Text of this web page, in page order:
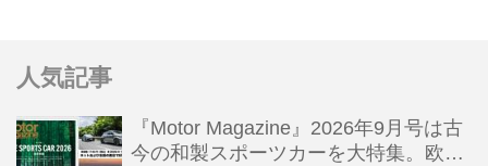
たレッドブル・ホンダの走りに注目が
集まる。（タイトル写真は昨年2019年
人気記事
『Motor Magazine』2026年9月号は古
今の和製スポーツカーを大特集。欧州